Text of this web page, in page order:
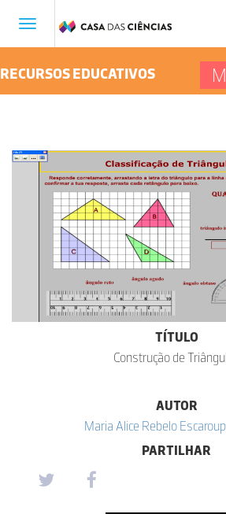
Toggle
RECURSOS EDUCATIVOS
TÍTULO
Construção de
AUTOR
Maria Alice Rebelo
PARTILHAR